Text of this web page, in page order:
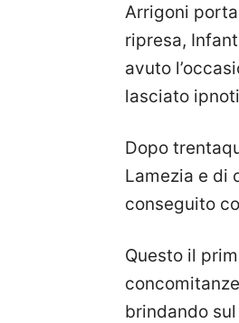
Arrigoni
ripresa,
avuto
lasciato
Dopo
Lamezia e di
conseguito
Questo il
brindando